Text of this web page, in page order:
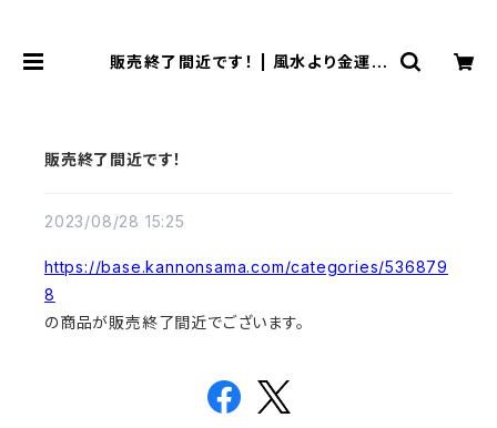
販売終了間近です！ | 風水より金運ア
販売終了間近です！
2023/08/28 15:25
https://base.kannonsama.com/categories/536879
8
の商品が販売終了間近でございます。